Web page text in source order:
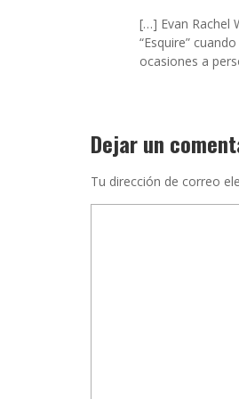
[…] Evan Rachel
“Esquire”
ocasiones a
Dejar un
Tu dirección de correo